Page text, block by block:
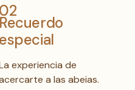
02
Recuerdo
especial
experiencia de
a las abejas,